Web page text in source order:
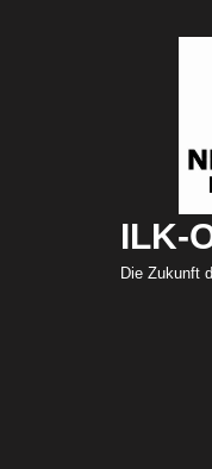
ILK-
Die Zukunft